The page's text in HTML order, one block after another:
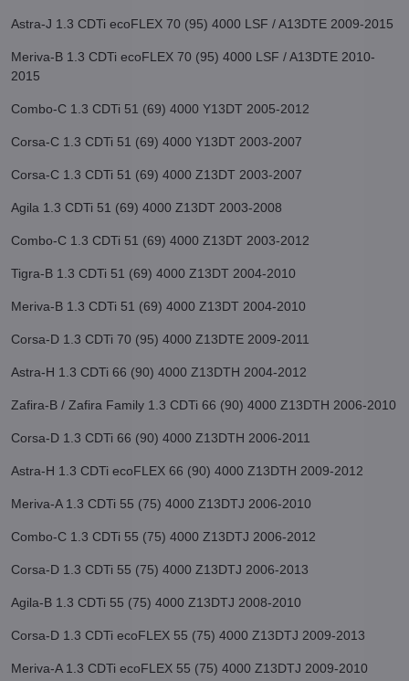
Astra-J 1.3 CDTi ecoFLEX 70 (95) 4000 LSF / A13DTE 2009-2015
Meriva-B 1.3 CDTi ecoFLEX 70 (95) 4000 LSF / A13DTE 2010-
2015
Combo-C 1.3 CDTi 51 (69) 4000 Y13DT 2005-2012
Corsa-C 1.3 CDTi 51 (69) 4000 Y13DT 2003-2007
Corsa-C 1.3 CDTi 51 (69) 4000 Z13DT 2003-2007
Agila 1.3 CDTi 51 (69) 4000 Z13DT 2003-2008
Combo-C 1.3 CDTi 51 (69) 4000 Z13DT 2003-2012
Tigra-B 1.3 CDTi 51 (69) 4000 Z13DT 2004-2010
Meriva-B 1.3 CDTi 51 (69) 4000 Z13DT 2004-2010
Corsa-D 1.3 CDTi 70 (95) 4000 Z13DTE 2009-2011
Astra-H 1.3 CDTi 66 (90) 4000 Z13DTH 2004-2012
Zafira-B / Zafira Family 1.3 CDTi 66 (90) 4000 Z13DTH 2006-2010
Corsa-D 1.3 CDTi 66 (90) 4000 Z13DTH 2006-2011
Astra-H 1.3 CDTi ecoFLEX 66 (90) 4000 Z13DTH 2009-2012
Meriva-A 1.3 CDTi 55 (75) 4000 Z13DTJ 2006-2010
Combo-C 1.3 CDTi 55 (75) 4000 Z13DTJ 2006-2012
Corsa-D 1.3 CDTi 55 (75) 4000 Z13DTJ 2006-2013
Agila-B 1.3 CDTi 55 (75) 4000 Z13DTJ 2008-2010
Corsa-D 1.3 CDTi ecoFLEX 55 (75) 4000 Z13DTJ 2009-2013
Meriva-A 1.3 CDTi ecoFLEX 55 (75) 4000 Z13DTJ 2009-2010